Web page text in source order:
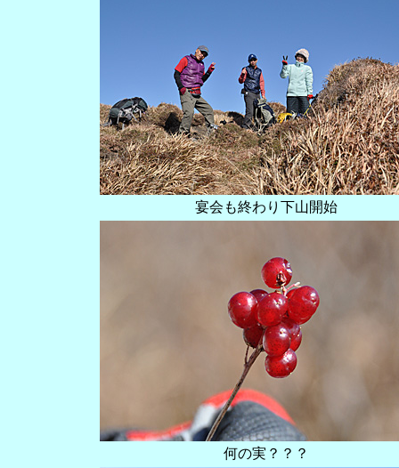
宴会も終わり下山開始
何の実？？？